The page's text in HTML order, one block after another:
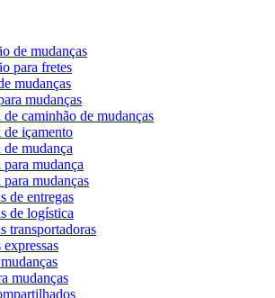
de mudanças
para fretes
mudanças
mudanças
de caminhão de mudanças
de içamento
de mudança
para mudança
para mudanças
de entregas
de logística
transportadoras
mudanças